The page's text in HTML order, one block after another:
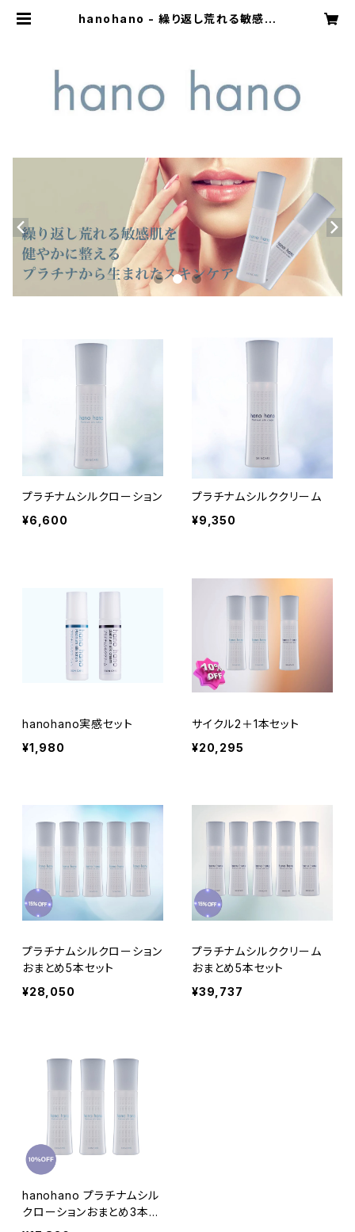
hanohano - 繰り返し荒れる敏感肌
プラチナムシルクローション
¥6,600
プラチナムシルククリーム
¥9,350
hanohano実感セット
¥1,980
サイクル2＋1本セット
¥20,295
プラチナムシルクローション
おまとめ5本セット
¥28,050
プラチナムシルククリーム
おまとめ5本セット
¥39,737
hanohano プラチナムシル
クローションおまとめ3本セ
ット